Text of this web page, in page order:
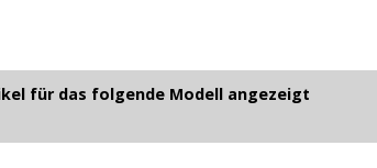
für das folgende Modell angezeigt